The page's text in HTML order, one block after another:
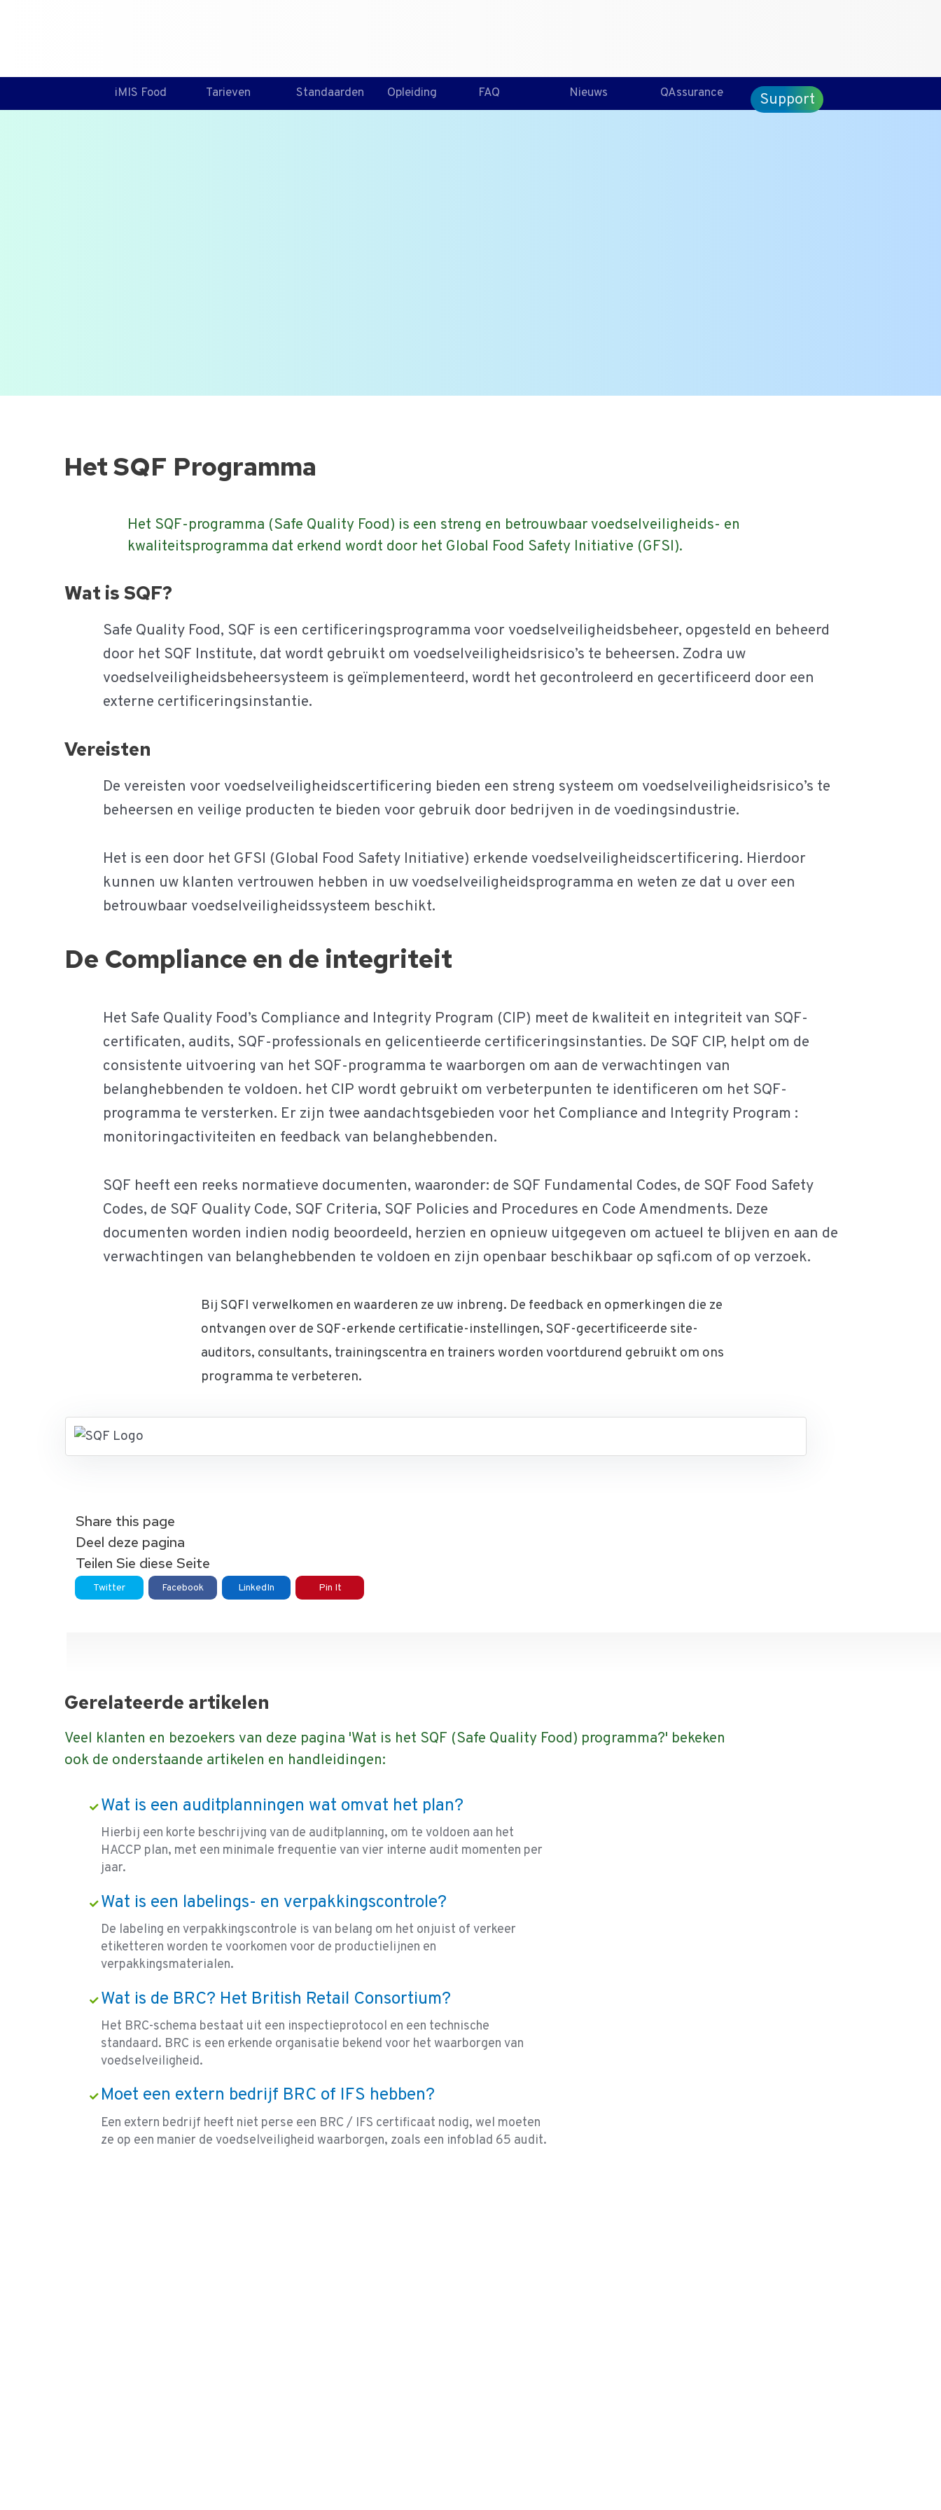
iMIS Food Tarieven Standaarden Opleiding FAQ Nieuws QAssurance Support
Het SQF Programma
Het SQF-programma (Safe Quality Food) is een streng en betrouwbaar voedselveiligheids- en
kwaliteitsprogramma dat erkend wordt door het Global Food Safety Initiative (GFSI).
Wat is SQF?
Safe Quality Food, SQF is een certificeringsprogramma voor voedselveiligheidsbeheer, opgesteld en beheerd
door het SQF Institute, dat wordt gebruikt om voedselveiligheidsrisico’s te beheersen. Zodra uw
voedselveiligheidsbeheersysteem is geïmplementeerd, wordt het gecontroleerd en gecertificeerd door een
externe certificeringsinstantie.
Vereisten
De vereisten voor voedselveiligheidscertificering bieden een streng systeem om voedselveiligheidsrisico’s te
beheersen en veilige producten te bieden voor gebruik door bedrijven in de voedingsindustrie.
Het is een door het GFSI (Global Food Safety Initiative) erkende voedselveiligheidscertificering. Hierdoor
kunnen uw klanten vertrouwen hebben in uw voedselveiligheidsprogramma en weten ze dat u over een
betrouwbaar voedselveiligheidssysteem beschikt.
De Compliance en de integriteit
Het Safe Quality Food’s Compliance and Integrity Program (CIP) meet de kwaliteit en integriteit van SQF-
certificaten, audits, SQF-professionals en gelicentieerde certificeringsinstanties. De SQF CIP, helpt om de
consistente uitvoering van het SQF-programma te waarborgen om aan de verwachtingen van
belanghebbenden te voldoen. het CIP wordt gebruikt om verbeterpunten te identificeren om het SQF-
programma te versterken. Er zijn twee aandachtsgebieden voor het Compliance and Integrity Program :
monitoringactiviteiten en feedback van belanghebbenden.
SQF heeft een reeks normatieve documenten, waaronder: de SQF Fundamental Codes, de SQF Food Safety
Codes, de SQF Quality Code, SQF Criteria, SQF Policies and Procedures en Code Amendments. Deze
documenten worden indien nodig beoordeeld, herzien en opnieuw uitgegeven om actueel te blijven en aan de
verwachtingen van belanghebbenden te voldoen en zijn openbaar beschikbaar op sqfi.com of op verzoek.
Bij SQFI verwelkomen en waarderen ze uw inbreng. De feedback en opmerkingen die ze
ontvangen over de SQF-erkende certificatie-instellingen, SQF-gecertificeerde site-
auditors, consultants, trainingscentra en trainers worden voortdurend gebruikt om ons
programma te verbeteren.
Share this page
Deel deze pagina
Teilen Sie diese Seite
Twitter Facebook LinkedIn Pin It
Gerelateerde artikelen
Veel klanten en bezoekers van deze pagina 'Wat is het SQF (Safe Quality Food) programma?' bekeken
ook de onderstaande artikelen en handleidingen:
Wat is een auditplanningen wat omvat het plan?
Hierbij een korte beschrijving van de auditplanning, om te voldoen aan het
HACCP plan, met een minimale frequentie van vier interne audit momenten per
jaar.
Wat is een labelings- en verpakkingscontrole?
De labeling en verpakkingscontrole is van belang om het onjuist of verkeer
etiketteren worden te voorkomen voor de productielijnen en
verpakkingsmaterialen.
Wat is de BRC? Het British Retail Consortium?
Het BRC-schema bestaat uit een inspectieprotocol en een technische
standaard. BRC is een erkende organisatie bekend voor het waarborgen van
voedselveiligheid.
Moet een extern bedrijf BRC of IFS hebben?
Een extern bedrijf heeft niet perse een BRC / IFS certificaat nodig, wel moeten
ze op een manier de voedselveiligheid waarborgen, zoals een infoblad 65 audit.